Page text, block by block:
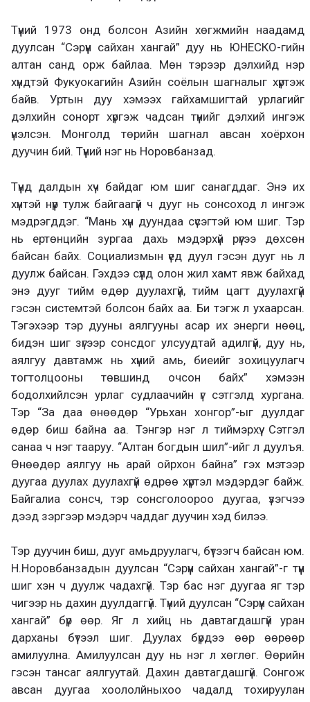
Түүний 1973 онд болсон Азийн хөгжмийн наадамд
дуулсан “Сэрүүн сайхан хангай” дуу нь ЮНЕСКО-гийн
алтан санд орж байлаа. Мөн тэрээр дэлхийд нэр
хүндтэй Фукуокагийн Азийн соёлын шагналыг хүртэж
байв. Уртын дуу хэмээх гайхамшигтай урлагийг
дэлхийн сонорт хүргэж чадсан түүнийг дэлхий ингэж
үнэлсэн. Монголд төрийн шагнал авсан хоёрхон
дуучин бий. Түүний нэг нь Норовбанзад.
Түүнд далдын хүч байдаг юм шиг санагддаг. Энэ их
хүнтэй нүүр тулж байгаагүй ч дууг нь сонсоход л ингэж
мэдрэгддэг. “Мань хүн дуундаа сүсэгтэй юм шиг. Тэр
нь ертөнцийн зургаа дахь мэдэрхүй рүүгээ дөхсөн
байсан байх. Социализмын үед дуул гэсэн дууг нь л
дуулж байсан. Гэхдээ сүүлд олон жил хамт явж байхад
энэ дууг тийм өдөр дуулахгүй, тийм цагт дуулахгүй
гэсэн системтэй болсон байх аа. Би тэгж л ухаарсан.
Тэгэхээр тэр дууны аялгууны асар их энерги нөөц,
бидэн шиг зүгээр сонсдог улсуудтай адилгүй, дуу нь,
аялгуу давтамж нь хүний амь, биеийг зохицуулагч
тогтолцооны төвшинд очсон байх” хэмээн
бодолхийлсэн урлаг судлаачийн үг сэтгэлд хургана.
Тэр “За даа өнөөдөр “Урьхан хонгор”-ыг дуулдаг
өдөр биш байна аа. Тэнгэр нэг л тиймэрхүү. Сэтгэл
санаа ч нэг тааруу. “Алтан богдын шил”-ийг л дуулъя.
Өнөөдөр аялгуу нь арай ойрхон байна” гэх мэтээр
дуугаа дуулах дуулахгүй өдрөө хүртэл мэдэрдэг байж.
Байгалиа сонсч, тэр сонсголоороо дуугаа, үзэгчээ
дээд зэргээр мэдэрч чаддаг дуучин хэд билээ.
Тэр дуучин биш, дууг амьдруулагч, бүтээгч байсан юм.
Н.Норовбанзадын дуулсан “Сэрүүн сайхан хангай”-г түүн
шиг хэн ч дуулж чадахгүй. Тэр бас нэг дуугаа яг тэр
чигээр нь дахин дуулдаггүй. Түүний дуулсан “Сэрүүн сайхан
хангай” бүр өөр. Яг л хийц нь давтагдашгүй уран
дарханы бүтээл шиг. Дуулах бүрдээ өөр өөрөөр
амилуулна. Амилуулсан дуу нь нэг л хөглөг. Өөрийн
гэсэн тансаг аялгуутай. Дахин давтагдашгүй. Сонгож
авсан дуугаа хоололйныхоо чадалд тохируулан